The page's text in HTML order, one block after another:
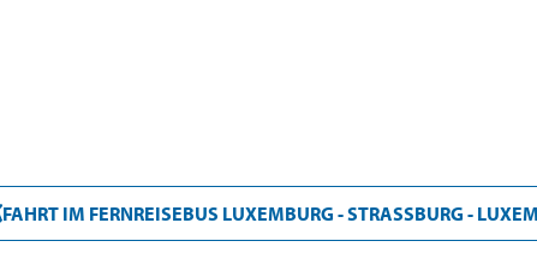
FAHRT IM FERNREISEBUS LUXEMBURG - STRASSBURG -